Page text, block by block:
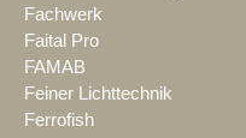
Fachwerk
Faital Pro
FAMAB
Feiner Lichttechnik
Ferrofish